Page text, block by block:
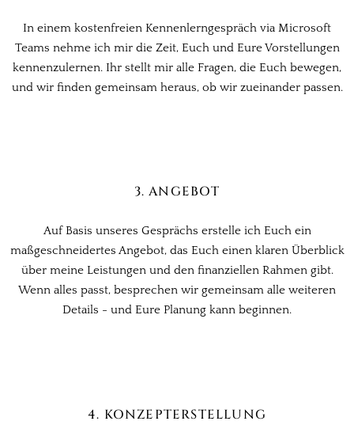
In einem kostenfreien Kennenlerngespräch via Microsoft
Teams nehme ich mir die Zeit, Euch und Eure Vorstellungen
kennenzulernen. Ihr stellt mir alle Fragen, die Euch bewegen,
und wir finden gemeinsam heraus, ob wir zueinander passen.
3. ANGEBOT
Auf Basis unseres Gesprächs erstelle ich Euch ein
maßgeschneidertes Angebot, das Euch einen klaren Überblick
über meine Leistungen und den finanziellen Rahmen gibt.
Wenn alles passt, besprechen wir gemeinsam alle weiteren
Details - und Eure Planung kann beginnen.
4. KONZEPTERSTELLUNG